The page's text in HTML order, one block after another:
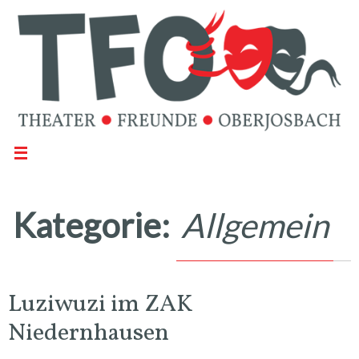
Kategorie: Allgemein
Luziwuzi im ZAK
Niedernhausen